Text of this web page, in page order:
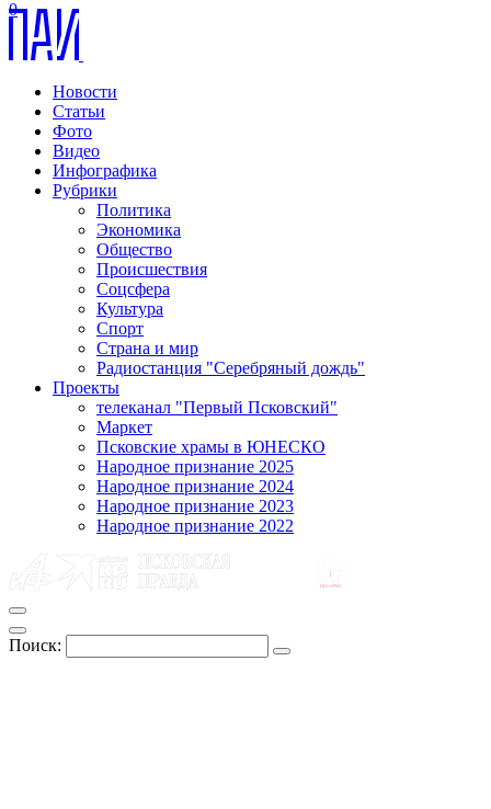
Новости
Статьи
Фото
Видео
Инфографика
Рубрики
Политика
Экономика
Общество
Происшествия
Соцсфера
Культура
Спорт
Страна и мир
Радиостанция "Серебряный дождь"
Проекты
телеканал "Первый Псковский"
Маркет
Псковские храмы в ЮНЕСКО
Народное признание 2025
Народное признание 2024
Народное признание 2023
Народное признание 2022
Поиск:
0